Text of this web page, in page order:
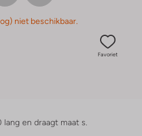
niet beschikbaar.
Favoriet
en draagt maat s.